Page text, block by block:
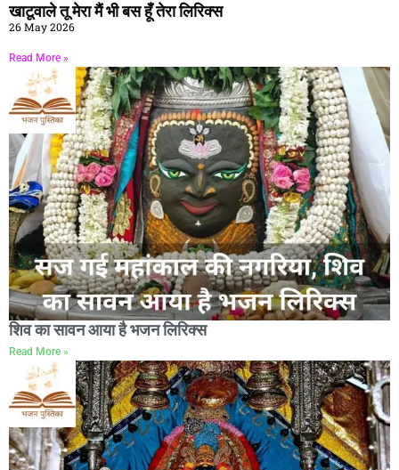
खाटूवाले तू मेरा मैं भी बस हूँ तेरा लिरिक्स
26 May 2026
Read More »
शिव का सावन आया है भजन लिरिक्स
Read More »